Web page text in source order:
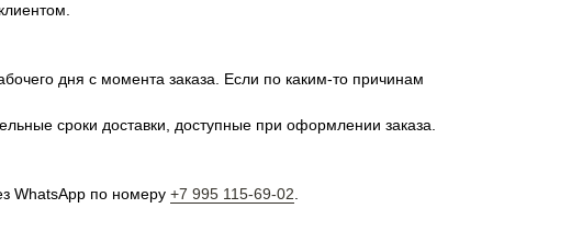
дня с момента заказа. Если по каким-то причинам
сроки доставки, доступные при оформлении заказа.
WhatsApp по номеру +7 995 115-69-02